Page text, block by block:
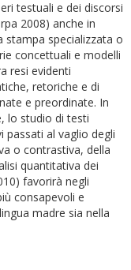
testuali e dei discorsi
2008) anche in
stampa specializzata o
concettuali e modelli
resi evidenti
retoriche e di
e preordinate. In
lo studio di testi
passati al vaglio degli
o contrastiva, della
quantitativa dei
favorirà negli
consapevoli e
madre sia nella